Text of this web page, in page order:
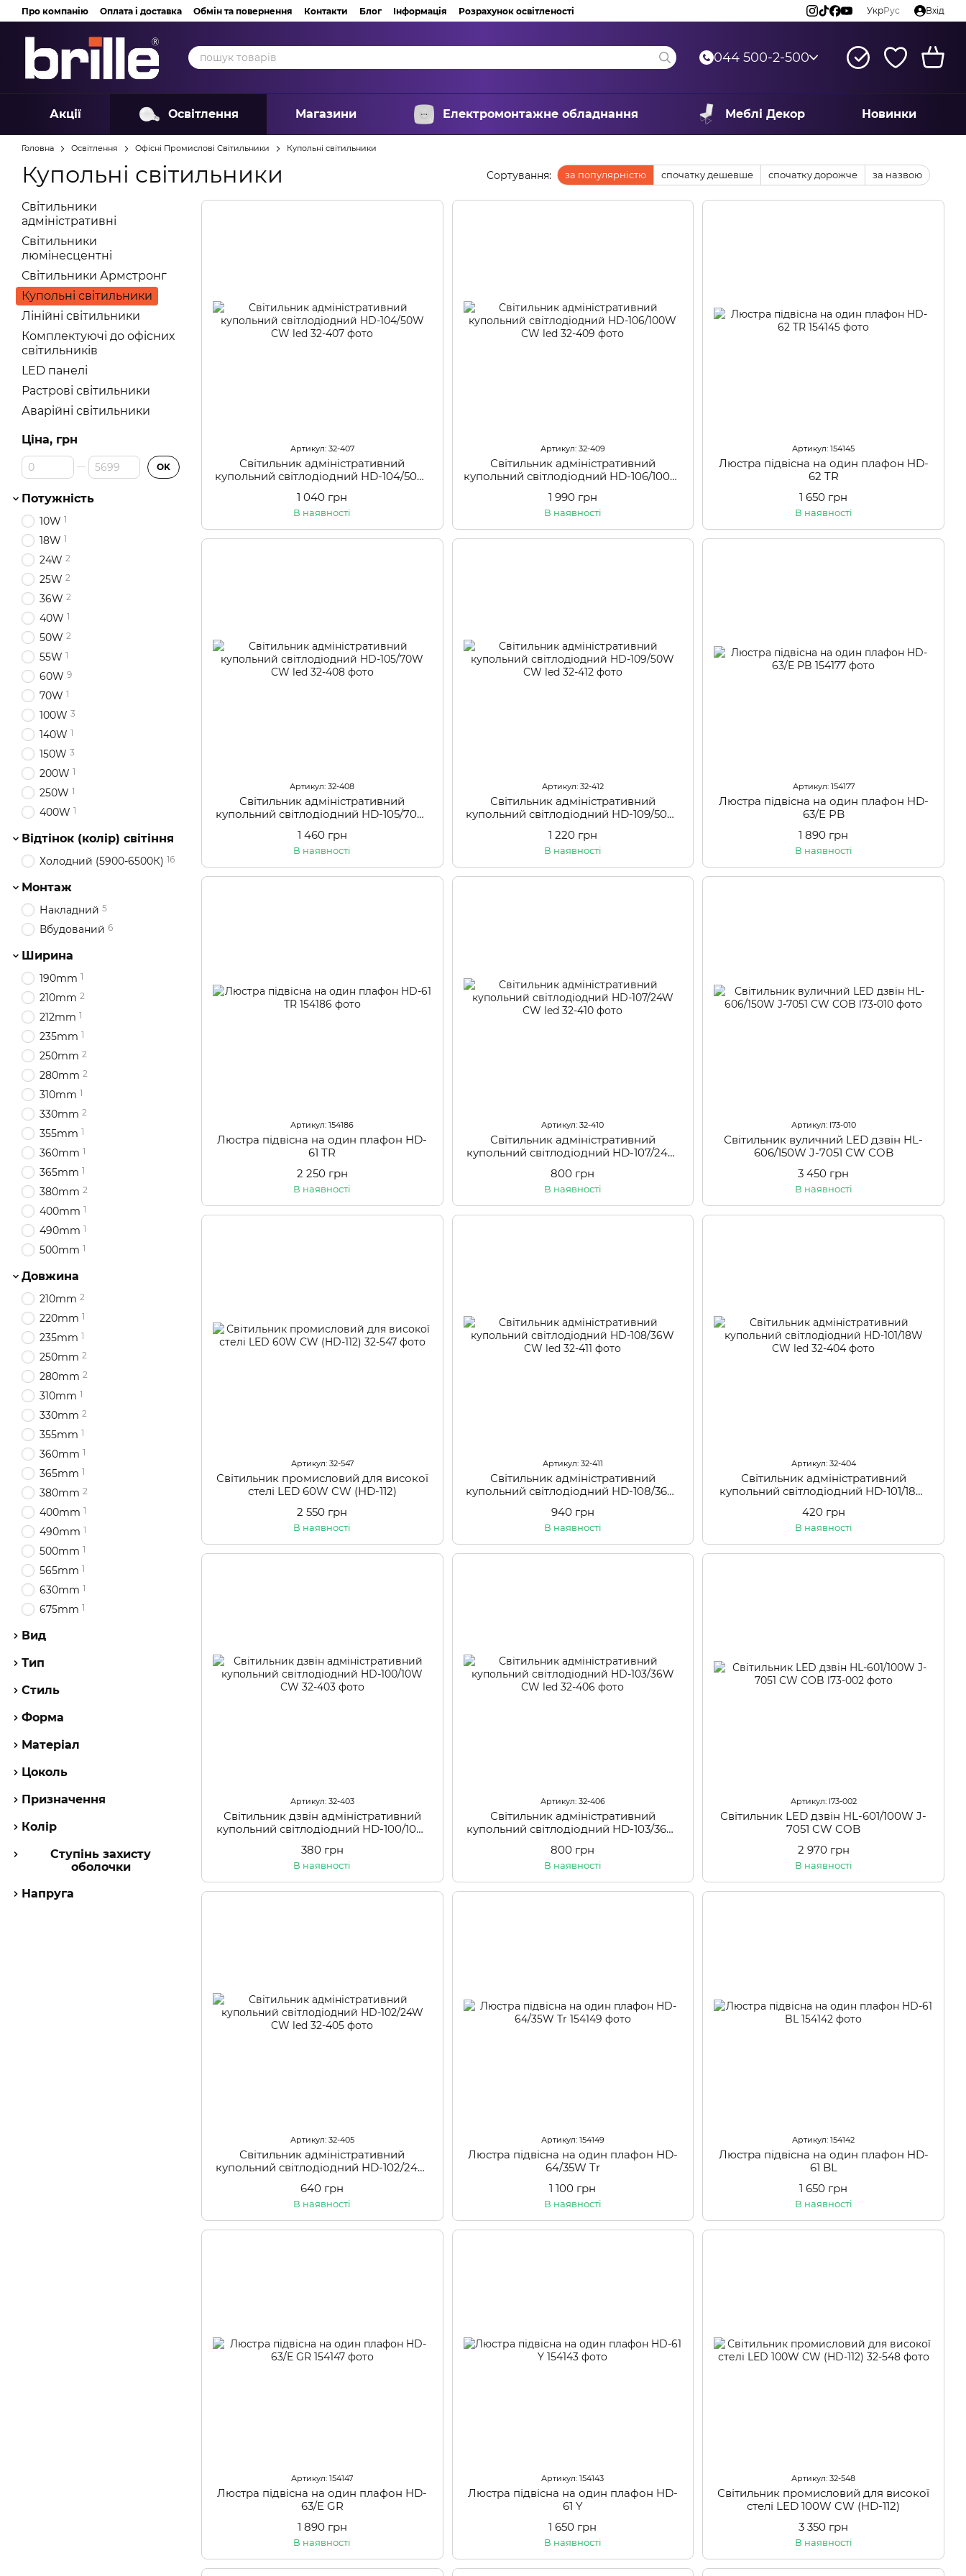
Перейти до основного контенту
Про компанію Оплата і доставка Обмін та повернення Контакти Блог Інформація Розрахунок освітленості УкрРус Вхід
044 500-2-500
Акції Освітлення Магазини Електромонтажне обладнання Меблі Декор Новинки
Головна Освітлення Офісні Промислові Світильники Купольні світильники
Купольні світильники Сортування: за популярністю спочатку дешевше спочатку дорожче за назвою
Артикул: 32-407
Світильник адміністративний
купольний світлодіодний HD-104/50W
1 040 грн
В наявності
Артикул: 32-409
Світильник адміністративний
купольний світлодіодний HD-106/100W
1 990 грн
В наявності
Артикул: 154145
Люстра підвісна на один плафон HD-
62 TR
1 650 грн
В наявності
Артикул: 32-408
Світильник адміністративний
купольний світлодіодний HD-105/70W
1 460 грн
В наявності
Артикул: 32-412
Світильник адміністративний
купольний світлодіодний HD-109/50W
1 220 грн
В наявності
Артикул: 154177
Люстра підвісна на один плафон HD-
63/E PB
1 890 грн
В наявності
Артикул: 154186
Люстра підвісна на один плафон HD-
61 TR
2 250 грн
В наявності
Артикул: 32-410
Світильник адміністративний
купольний світлодіодний HD-107/24W
800 грн
В наявності
Артикул: l73-010
Світильник вуличний LED дзвін HL-
606/150W J-7051 CW COB
3 450 грн
В наявності
Артикул: 32-547
Світильник промисловий для високої
стелі LED 60W CW (HD-112)
2 550 грн
В наявності
Артикул: 32-411
Світильник адміністративний
купольний світлодіодний HD-108/36W
940 грн
В наявності
Артикул: 32-404
Світильник адміністративний
купольний світлодіодний HD-101/18W
420 грн
В наявності
Артикул: 32-403
Світильник дзвін адміністративний
купольний світлодіодний HD-100/10W
380 грн
В наявності
Артикул: 32-406
Світильник адміністративний
купольний світлодіодний HD-103/36W
800 грн
В наявності
Артикул: l73-002
Світильник LED дзвін HL-601/100W J-
7051 CW COB
2 970 грн
В наявності
Артикул: 32-405
Світильник адміністративний
купольний світлодіодний HD-102/24W
640 грн
В наявності
Артикул: 154149
Люстра підвісна на один плафон HD-
64/35W Tr
1 100 грн
В наявності
Артикул: 154142
Люстра підвісна на один плафон HD-
61 BL
1 650 грн
В наявності
Артикул: 154147
Люстра підвісна на один плафон HD-
63/E GR
1 890 грн
В наявності
Артикул: 154143
Люстра підвісна на один плафон HD-
61 Y
1 650 грн
В наявності
Артикул: 32-548
Світильник промисловий для високої
стелі LED 100W CW (HD-112)
3 350 грн
В наявності
Світильники
адміністративні
Світильники
люмінесцентні
Світильники Армстронг
Купольні світильники
Лінійні світильники
Комплектуючі до офісних
світильників
LED панелі
Растрові світильники
Аварійні світильники
Ціна, грн
Від Ціна, грн
До Ціна, грн OK
Потужність
10W 1
18W 1
24W 2
25W 2
36W 2
40W 1
50W 2
55W 1
60W 9
70W 1
100W 3
140W 1
150W 3
200W 1
250W 1
400W 1
Відтінок (колір) світіння
Холодний (5900-6500К) 16
Монтаж
Накладний 5
Вбудований 6
Ширина
190mm 1
210mm 2
212mm 1
235mm 1
250mm 2
280mm 2
310mm 1
330mm 2
355mm 1
360mm 1
365mm 1
380mm 2
400mm 1
490mm 1
500mm 1
Довжина
210mm 2
220mm 1
235mm 1
250mm 2
280mm 2
310mm 1
330mm 2
355mm 1
360mm 1
365mm 1
380mm 2
400mm 1
490mm 1
500mm 1
565mm 1
630mm 1
675mm 1
Вид
Тип
Стиль
Форма
Матеріал
Цоколь
Призначення
Колір
Ступінь захисту
оболочки
Напруга